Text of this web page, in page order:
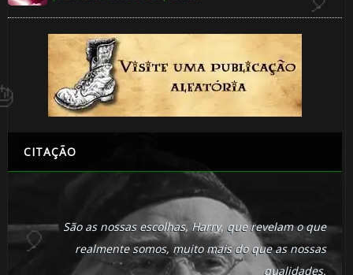
CITAÇÃO
São as nossas escolhas, Harry, que revelam o que
realmente somos, muito mais do que as nossas
qualidades.
1️⃣ 8️⃣